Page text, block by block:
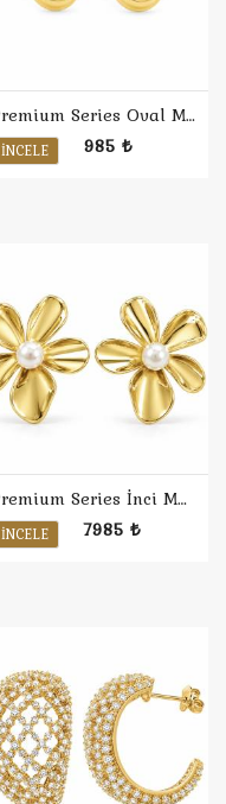
Premium Series Oval Minimal Küpe L
İNCELE 985 ₺
Premium Series İnci Manolya Küpe
İNCELE 7985 ₺